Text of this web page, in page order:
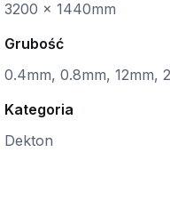
3200 x 1440mm
Grubość
0.4mm, 0.8mm, 12mm,
Kategoria
Dekton